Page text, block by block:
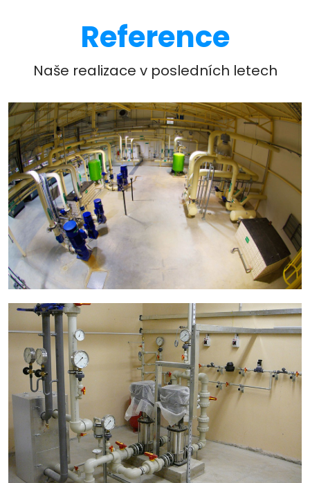
Reference
Naše realizace v posledních letech